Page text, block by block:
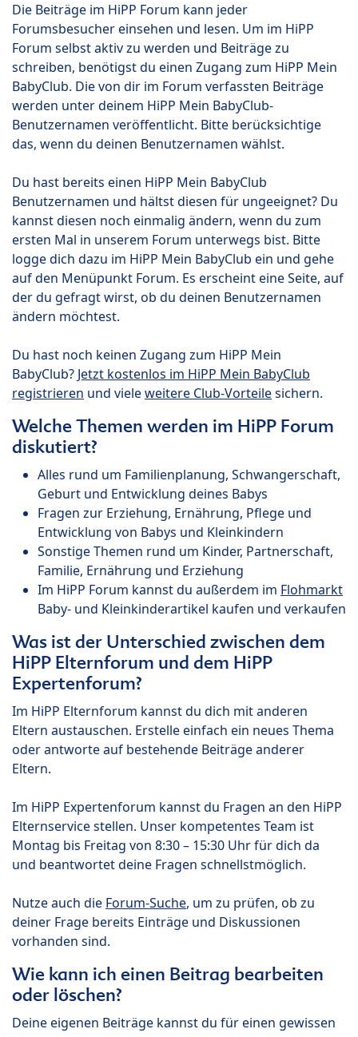
Die Beiträge im HiPP Forum kann jeder
Forumsbesucher einsehen und lesen. Um im HiPP
Forum selbst aktiv zu werden und Beiträge zu
schreiben, benötigst du einen Zugang zum HiPP Mein
BabyClub. Die von dir im Forum verfassten Beiträge
werden unter deinem HiPP Mein BabyClub-
Benutzernamen veröffentlicht. Bitte berücksichtige
das, wenn du deinen Benutzernamen wählst.
Du hast bereits einen HiPP Mein BabyClub
Benutzernamen und hältst diesen für ungeeignet? Du
kannst diesen noch einmalig ändern, wenn du zum
ersten Mal in unserem Forum unterwegs bist. Bitte
logge dich dazu im HiPP Mein BabyClub ein und gehe
auf den Menüpunkt Forum. Es erscheint eine Seite, auf
der du gefragt wirst, ob du deinen Benutzernamen
ändern möchtest.
Du hast noch keinen Zugang zum HiPP Mein
BabyClub? Jetzt kostenlos im HiPP Mein BabyClub
registrieren und vieleweitere Club-Vorteilesichern.
Welche Themen werden im HiPP Forum
diskutiert?
Alles rund um Familienplanung, Schwangerschaft,
Geburt und Entwicklung deines Babys
Fragen zur Erziehung, Ernährung, Pflege und
Entwicklung von Babys und Kleinkindern
Sonstige Themen rund um Kinder, Partnerschaft,
Familie, Ernährung und Erziehung
Im HiPP Forum kannst du außerdem im Flohmarkt
Baby- und Kleinkinderartikel kaufen und verkaufen
Was ist der Unterschied zwischen dem
HiPP Elternforum und dem HiPP
Expertenforum?
Im HiPP Elternforum kannst du dich mit anderen
Eltern austauschen. Erstelle einfach ein neues Thema
oder antworte auf bestehende Beiträge anderer
Eltern.
Im HiPP Expertenforum kannst du Fragen an den HiPP
Elternservice stellen. Unser kompetentes Team ist
Montag bis Freitag von 8:30 – 15:30 Uhr für dich da
und beantwortet deine Fragen schnellstmöglich.
Nutze auch die Forum-Suche, um zu prüfen, ob zu
deiner Frage bereits Einträge und Diskussionen
vorhanden sind.
Wie kann ich einen Beitrag bearbeiten
oder löschen?
Deine eigenen Beiträge kannst du für einen gewissen